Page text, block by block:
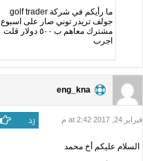
ما رأيكم في شركة golf trader
جولف تريدر توني صار على اسبوع
مشترك معاهم ب ٥٠٠ دولار قلت
اجرب
eng_kna
فبراير 24, 2017 at 2:42 م رد
السلام عليكم أخ محمد